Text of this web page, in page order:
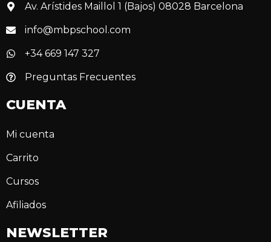
Av. Arístides Maillol 1 (Bajos) 08028 Barcelona
info@mbpschool.com
+34 669 147 327
Preguntas Frecuentes
CUENTA
Mi cuenta
Carrito
Cursos
Afiliados
NEWSLETTER